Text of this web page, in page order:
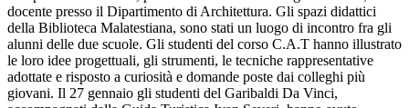
docente presso il Dipartimento di Architettura. Gli spazi didattici
della Biblioteca Malatestiana, sono stati un luogo di incontro fra gli
alunni delle due scuole. Gli studenti del corso C.A.T hanno illustrato
le loro idee progettuali, gli strumenti, le tecniche rappresentative
adottate e risposto a curiosità e domande poste dai colleghi più
giovani. Il 27 gennaio gli studenti del Garibaldi Da Vinci,